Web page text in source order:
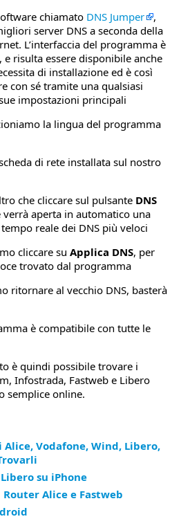
chiamato DNS Jumper
,
server DNS a seconda della
L’interfaccia del programma è
risulta essere disponibile anche
di installazione ed è così
con sé tramite una qualsiasi
impostazioni principali
la lingua del programma
di rete installata sul nostro
che cliccare sul pulsante DNS
verrà aperta in automatico una
reale dei DNS più veloci
cliccare su Applica DNS, per
trovato dal programma
ritornare al vecchio DNS, basterà
è compatibile con tutte le
è quindi possibile trovare i
Infostrada, Fastweb e Libero
semplice online.
Alice, Vodafone, Wind, Libero,
su iPhone
Alice e Fastweb